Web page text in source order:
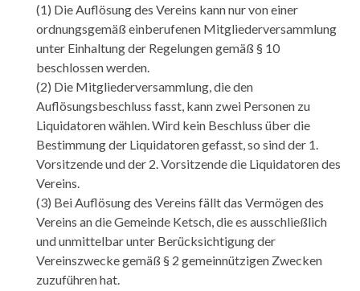
(1) Die Auflösung des Vereins kann nur von einer
ordnungsgemäß einberufenen Mitgliederversammlung
unter Einhaltung der Regelungen gemäß § 10
beschlossen werden.
(2) Die Mitgliederversammlung, die den
Auflösungsbeschluss fasst, kann zwei Personen zu
Liquidatoren wählen. Wird kein Beschluss über die
Bestimmung der Liquidatoren gefasst, so sind der 1.
Vorsitzende und der 2. Vorsitzende die Liquidatoren des
Vereins.
(3) Bei Auflösung des Vereins fällt das Vermögen des
Vereins an die Gemeinde Ketsch, die es ausschließlich
und unmittelbar unter Berücksichtigung der
Vereinszwecke gemäß § 2 gemeinnützigen Zwecken
zuzuführen hat.